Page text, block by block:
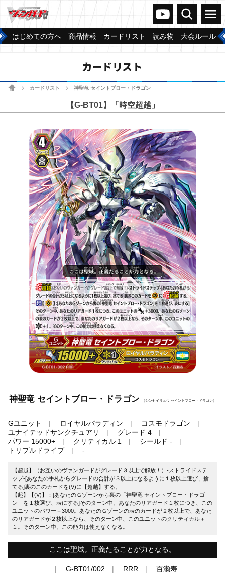
ヴァンガードch
検索 メニュー
はじめての方へ 商品情報 カードリスト 読み物 大会ルール
カードリスト
ホームカードリスト 神聖竜 セイントブロー・ドラゴン
【G-BT01】「時空超越」
神聖竜 セイントブロー・ドラゴン （シンセイリュウ セイントブロー・ドラゴン）
Gユニット ロイヤルパラディン
コスモドラゴン
ユナイテッドサンクチュアリ
グレード 4
パワー 15000+
クリティカル 1
シールド -
トリプルドライブ
-
【超越】（お互いのヴァンガードがグレード３以上で解放！）-ストライドステ
ップ-[あなたの手札からグレードの合計が３以上になるように１枚以上選び、捨
てる]裏のこのカードを(V)に【超越】する。
【起】【(V)】：[あなたのＧゾーンから裏の「神聖竜 セイントブロー・ドラゴ
ン」を１枚選び、表にする]そのターン中、あなたのリアガード１枚につき、この
ユニットのパワー＋3000。あなたのＧゾーンの表のカードが２枚以上で、あなた
のリアガードが２枚以上なら、そのターン中、このユニットのクリティカル＋
１。そのターン中、この能力は使えなくなる。
ここは聖域。正義たることが力となる。
G-BT01/002 RRR 百瀬寿